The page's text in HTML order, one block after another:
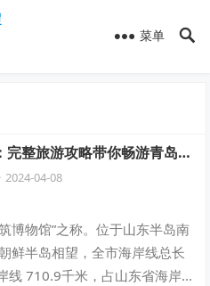
菜单
完整旅游攻略带你畅游青岛的
· 2024-04-08
博物馆”之称。位于山东半岛南
鲜半岛相望，全市海岸线总长
线 710.9千米，占山东省海岸线